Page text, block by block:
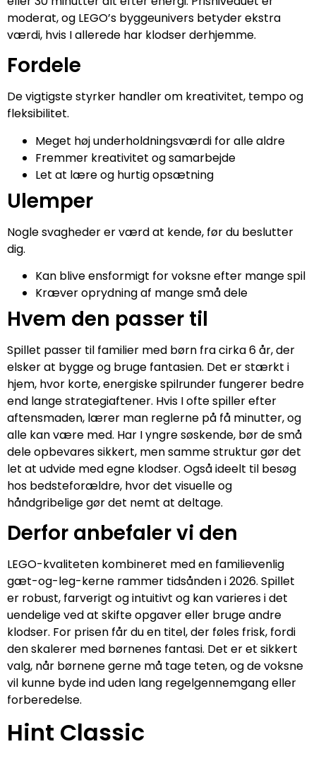
moderat, og LEGO’s byggeunivers betyder ekstra
værdi, hvis I allerede har klodser derhjemme.
Fordele
De vigtigste styrker handler om kreativitet, tempo og
fleksibilitet.
Meget høj underholdningsværdi for alle aldre
Fremmer kreativitet og samarbejde
Let at lære og hurtig opsætning
Ulemper
Nogle svagheder er værd at kende, før du beslutter
dig.
Kan blive ensformigt for voksne efter mange spil
Kræver oprydning af mange små dele
Hvem den passer til
Spillet passer til familier med børn fra cirka 6 år, der
elsker at bygge og bruge fantasien. Det er stærkt i
hjem, hvor korte, energiske spilrunder fungerer bedre
end lange strategiaftener. Hvis I ofte spiller efter
aftensmaden, lærer man reglerne på få minutter, og
alle kan være med. Har I yngre søskende, bør de små
dele opbevares sikkert, men samme struktur gør det
let at udvide med egne klodser. Også ideelt til besøg
hos bedsteforældre, hvor det visuelle og
håndgribelige gør det nemt at deltage.
Derfor anbefaler vi den
LEGO-kvaliteten kombineret med en familievenlig
gæt-og-leg-kerne rammer tidsånden i 2026. Spillet
er robust, farverigt og intuitivt og kan varieres i det
uendelige ved at skifte opgaver eller bruge andre
klodser. For prisen får du en titel, der føles frisk, fordi
den skalerer med børnenes fantasi. Det er et sikkert
valg, når børnene gerne må tage teten, og de voksne
vil kunne byde ind uden lang regelgennemgang eller
forberedelse.
Hint Classic